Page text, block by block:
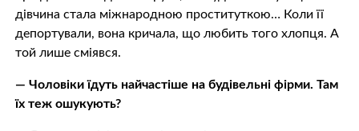
дівчина стала міжнародною проституткою… Коли її
депортували, вона кричала, що любить того хлопця. А
той лише сміявся.
— Чоловіки їдуть найчастіше на будівельні фірми. Там
їх теж ошукують?